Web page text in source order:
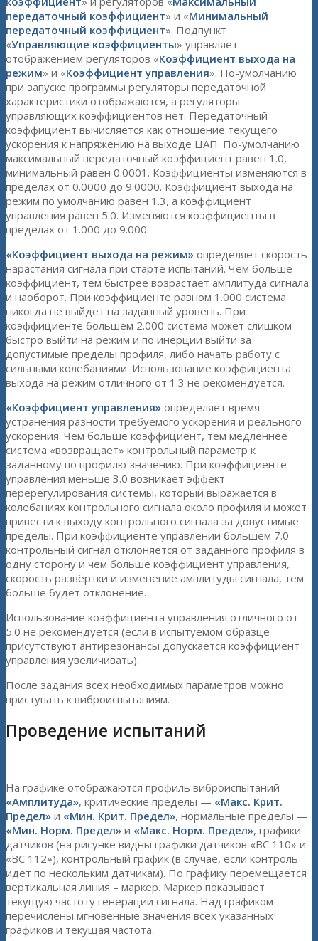
передаточный коэффициент» и «Минимальный
передаточный коэффициент». Подпункт
«Управляющие коэффициенты» управляет
отображением регуляторов «Коэффициент выхода на
режим» и «Коэффициент управления». По-умолчанию
при запуске программы регуляторы передаточной
характеристики отображаются, а регуляторы
управляющих коэффициентов нет. Передаточный
коэффициент вычисляется как отношение текущего
ускорения к напряжению на выходе ЦАП. По-умолчанию
максимальный передаточный коэффициент равен 1.0,
минимальный равен 0.0001. Коэффициенты изменяются в
пределах от 0.0000 до 9.0000. Коэффициент выхода на
режим по умолчанию равен 1.3, а коэффициент
управления равен 5.0. Изменяются коэффициенты в
пределах от 1.000 до 9.000.
«Коэффициент выхода на режим» определяет скорость
нарастания сигнала при старте испытаний. Чем больше
коэффициент, тем быстрее возрастает амплитуда сигнала
и наоборот. При коэффициенте равном 1.000 система
никогда не выйдет на заданный уровень. При
коэффициенте большем 2.000 система может слишком
быстро выйти на режим и по инерции выйти за
допустимые пределы профиля, либо начать работу с
сильными колебаниями. Использование коэффициента
выхода на режим отличного от 1.3 не рекомендуется.
«Коэффициент управления» определяет время
устранения разности требуемого ускорения и реального
ускорения. Чем больше коэффициент, тем медленнее
система «возвращает» контрольный параметр к
заданному по профилю значению. При коэффициенте
управления меньше 3.0 возникает эффект
перерегулирования системы, который выражается в
колебаниях контрольного сигнала около профиля и может
привести к выходу контрольного сигнала за допустимые
пределы. При коэффициенте управлении большем 7.0
контрольный сигнал отклоняется от заданного профиля в
одну сторону и чем больше коэффициент управления,
скорость развёртки и изменение амплитуды сигнала, тем
больше будет отклонение.
Использование коэффициента управления отличного от
5.0 не рекомендуется (если в испытуемом образце
присутствуют антирезонансы допускается коэффициент
управления увеличивать).
После задания всех необходимых параметров можно
приступать к виброиспытаниям.
Проведение испытаний
На графике отображаются профиль виброиспытаний —
«Амплитуда», критические пределы — «Макс. Крит.
Предел» и «Мин. Крит. Предел», нормальные пределы —
«Мин. Норм. Предел» и «Макс. Норм. Предел», графики
датчиков (на рисунке видны графики датчиков «ВС 110» и
«ВС 112»), контрольный график (в случае, если контроль
идёт по нескольким датчикам). По графику перемещается
вертикальная линия – маркер. Маркер показывает
текущую частоту генерации сигнала. Над графиком
перечислены мгновенные значения всех указанных
графиков и текущая частота.